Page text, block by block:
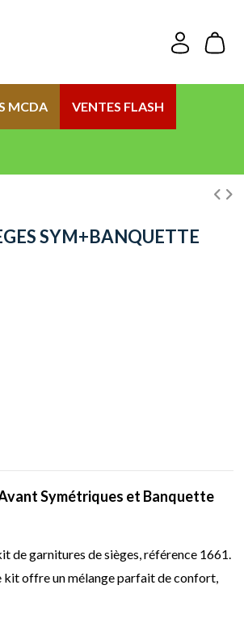
MCDA VENTES FLASH
SYM+BANQUETTE
Symétriques et Banquette
de garnitures de sièges, référence 1661.
kit offre un mélange parfait de confort,